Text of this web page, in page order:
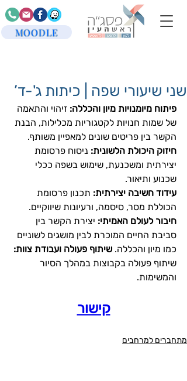
MOODLE
שני שיעורי שפה | כיתות ג'-ד’
פיתוח מיומנויות מיון והכללה: זיהוי והתאמה
של שמות חנויות לקטגוריות מכלילות, הבנת
הקשר בין פריטים שונים למאפיין משותף.
חיזוק היכולת הלשונית: ניסוח פרסומת
יצירתית ומשכנעת, שימוש בשפה ככלי
שכנוע ותיאור.
עידוד חשיבה יצירתית: תכנון פרסומת
הכוללת מסר, סיסמה, ורעיונות שיווקיים.
חיבור לעולם האמיתי: יצירת הקשר בין
סביבת החיים המוכרת לבין מושגים לשוניים
כמו מיון והכללה. שיתוף פעולה ועבודת צוות:
שיתוף פעולה בקבוצות במהלך הסיור
והמשימות.
קישור
מתחברים למרחבים